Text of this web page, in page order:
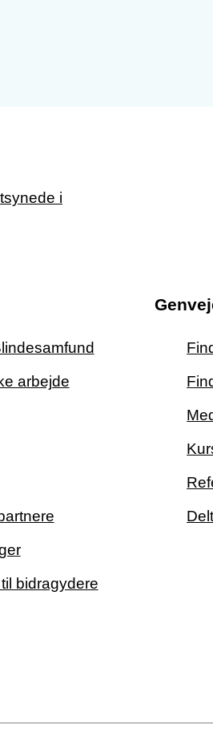
arbejde
bidragydere